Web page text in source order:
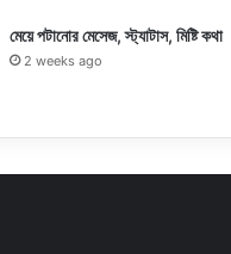
মেয়ে পটানোর মেসেজ, স্ট্যাটাস, মিষ্টি কথা
2 weeks ago